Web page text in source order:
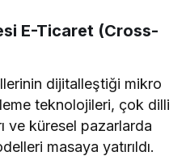
E-Ticaret (Cross-
dijitalleştiği mikro
teknolojileri, çok dilli
ve küresel pazarlarda
masaya yatırıldı.